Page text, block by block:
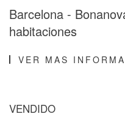
Barcelona -
habitaciones
VER MAS
VENDIDO